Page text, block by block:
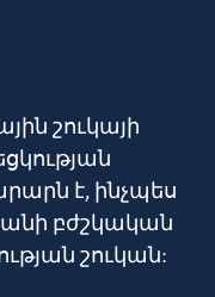
շուկայի
է, ինչպես
բժշկական
շուկան: